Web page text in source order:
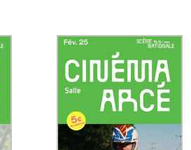
En
plus